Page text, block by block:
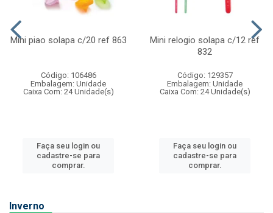
Mini piao solapa c/20 ref 863
Código: 106486
Embalagem: Unidade
Caixa Com: 24 Unidade(s)
Faça seu login ou
cadastre-se para
comprar.
Mini relogio solapa c/12 ref
832
Código: 129357
Embalagem: Unidade
Caixa Com: 24 Unidade(s)
Faça seu login ou
cadastre-se para
comprar.
Inverno